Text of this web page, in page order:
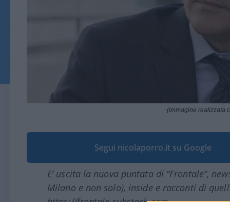
(immagine realizzata
Segui nicolaporro.it su Google
E’ uscita la nuova puntata di “Frontale”,
Milano e non solo), inside e racconti di